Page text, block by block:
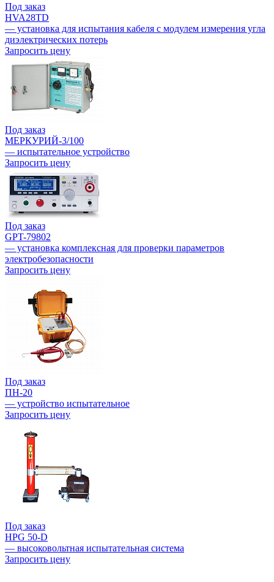
Под заказ
HVA28TD
— установка для испытания кабеля с модулем измерения угла
диэлектрических потерь
Запросить цену
Под заказ
МЕРКУРИЙ-3/100
— испытательное устройство
Запросить цену
Под заказ
GPT-79802
— установка комплексная для проверки параметров
электробезопасности
Запросить цену
Под заказ
ПН-20
— устройство испытательное
Запросить цену
Под заказ
HPG 50-D
— высоковольтная испытательная система
Запросить цену